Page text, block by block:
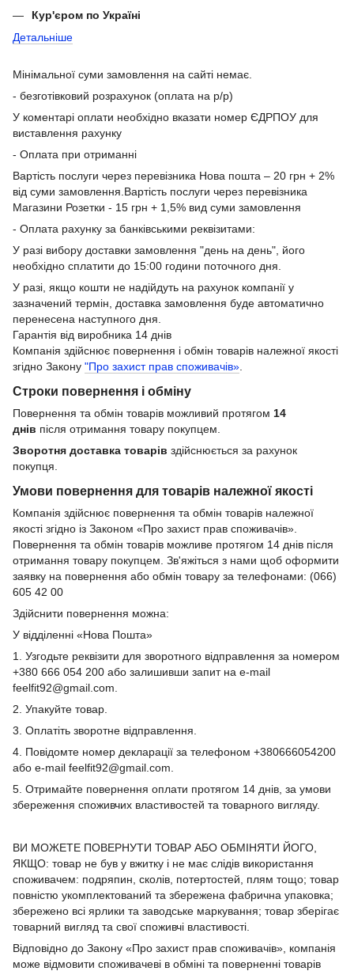
Кур'єром по Україні
Детальніше
Мінімальної суми замовлення на сайті немає.
- безготівковий розрахунок (оплата на р/р)
У коментарі оплати необхідно вказати номер ЄДРПОУ для
виставлення рахунку
- Оплата при отриманні
Вартість послуги через перевізника Нова пошта – 20 грн + 2%
від суми замовлення.Вартість послуги через перевізника
Магазини Розетки - 15 грн + 1,5% вид суми замовлення
- Оплата рахунку за банківськими реквізитами:
У разі вибору доставки замовлення "день на день", його
необхідно сплатити до 15:00 години поточного дня.
У разі, якщо кошти не надійдуть на рахунок компанії у
зазначений термін, доставка замовлення буде автоматично
перенесена наступного дня.
Гарантія від виробника 14 днів
Компанія здійснює повернення і обмін товарів належної якості
згідно Закону "Про захист прав споживачів»
Строки повернення і обміну
Повернення та обмін товарів можливий протягом 14
днів після отримання товару покупцем.
Зворотня доставка товарів здійснюється за рахунок
покупця.
Умови повернення для товарів належної якості
Компанія здійснює повернення та обмін товарів належної
якості згідно із Законом «Про захист прав споживачів».
Повернення та обмін товарів можливе протягом 14 днів після
отримання товару покупцем. Зв'яжіться з нами щоб оформити
заявку на повернення або обмін товару за телефонами: (066)
605 42 00
Здійснити повернення можна:
У відділенні «Нова Пошта»
1. Узгодьте реквізити для зворотного відправлення за номером
+380 666 054 200 або залишивши запит на e-mail
feelfit92@gmail.com.
2. Упакуйте товар.
3. Оплатіть зворотне відправлення.
4. Повідомте номер декларації за телефоном +380666054200
або e-mail feelfit92@gmail.com.
5. Отримайте повернення оплати протягом 14 днів, за умови
збереження споживчих властивостей та товарного вигляду.
ВИ МОЖЕТЕ ПОВЕРНУТИ ТОВАР АБО ОБМІНЯТИ ЙОГО,
ЯКЩО: товар не був у вжитку і не має слідів використання
споживачем: подряпин, сколів, потертостей, плям тощо; товар
повністю укомплектований та збережена фабрична упаковка;
збережено всі ярлики та заводське маркування; товар зберігає
товарний вигляд та свої споживчі властивості.
Відповідно до Закону «Про захист прав споживачів», компанія
може відмовити споживачеві в обміні та поверненні товарів